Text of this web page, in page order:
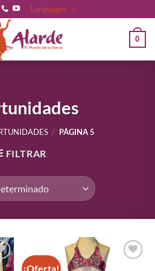
Languages
0
/ PÁGINA 5
FILTRAR
¡Oferta!